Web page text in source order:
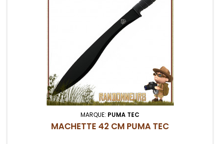
MARQUE: PUMA TEC
MACHETTE 42 CM PUMA TEC